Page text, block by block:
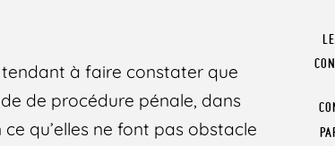
à faire constater que
de procédure pénale, dans
qu’elles ne font pas obstacle